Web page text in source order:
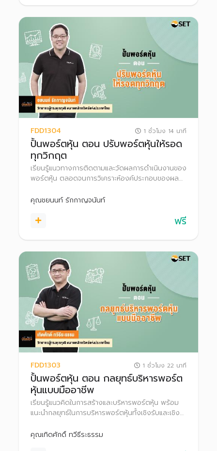
FDD1304 1 ชั่วโมง 14 นาที
ปั้นพอร์ตหุ้น ตอน ปรับพอร์ตหุ้นให้รอด
ทุกวิกฤต
เรียนรู้แนวทางการติดตามและวัดผลการดำเนินงานของ
พอร์ตหุ้น ตลอดจนการวิเคราะห์องค์ประกอบของผล
คุณชยนนท์ รักกาญจนันท์
ฟรี
FDD1303 1 ชั่วโมง 22 นาที
ปั้นพอร์ตหุ้น ตอน กลยุทธ์บริหารพอร์ต
หุ้นแบบมืออาชีพ
เรียนรู้แนวคิดในการสร้างและบริหารพอร์ตหุ้น พร้อม
แนะนำกลยุทธ์ในการบริหารพอร์ตหุ้นทั้งเชิงรับและเชิง
คุณเทิดศักดิ์ ทวีธีระธรรม